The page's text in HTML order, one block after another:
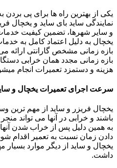
یکی از بهترین راه ها برای پی بردن
نمایندگی ساید بای ساید و یخچال
و سایر شهرها، تضمین کیفیت
یخچال به دلیل اعتماد کامل به
بازه زمانی مشخص گارانتی ارائه
بازه زمانی مجدد همان خرابی
هزینه و دستمزد تعمیرات انجام
سرعت اجرای تعمیرات یخچال و
یخچال فریزر و ساید از مهم ترین
باشند و خرابی در آنها می تواند
به همین دلیل پس از خراب شدن آنها
دادن زمان نسبت به تعمیر اقدام
یخچال و ساید از دیگر موارد بسیار
داشت.